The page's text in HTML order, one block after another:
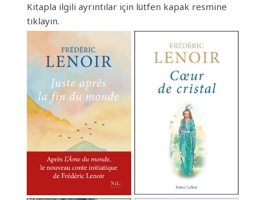
Kitapla ilgili ayrıntılar için lütfen kapak resmine
tıklayın.